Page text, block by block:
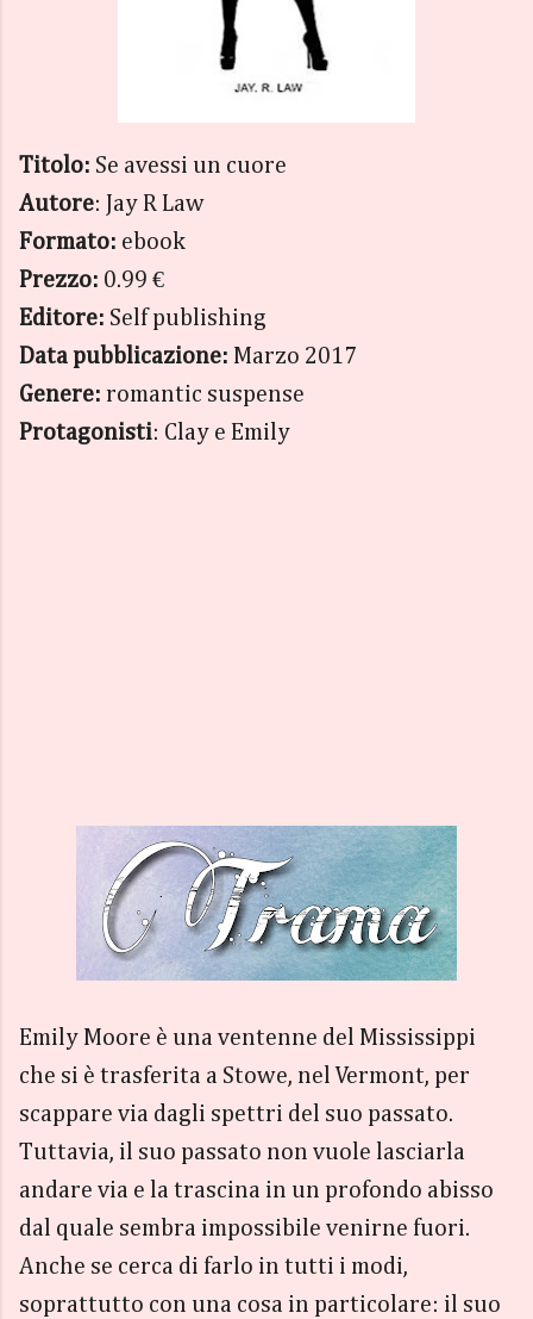
Titolo: Se avessi un cuore
Autore: Jay R Law
Formato: ebook
Prezzo: 0.99 €
Editore: Self publishing
Data pubblicazione: Marzo 2017
Genere: romantic suspense
Protagonisti: Clay e Emily
Emily Moore è una ventenne del Mississippi
che si è trasferita a Stowe, nel Vermont, per
scappare via dagli spettri del suo passato.
Tuttavia, il suo passato non vuole lasciarla
andare via e la trascina in un profondo abisso
dal quale sembra impossibile venirne fuori.
Anche se cerca di farlo in tutti i modi,
soprattutto con una cosa in particolare: il suo